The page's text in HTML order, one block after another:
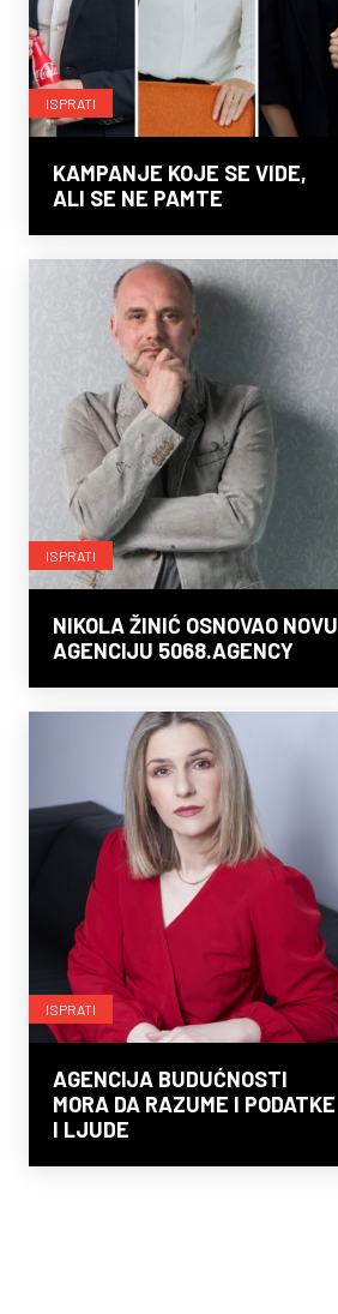
ISPRATI
KAMPANJE KOJE SE VIDE,
ALI SE NE PAMTE
ISPRATI
NIKOLA ŽINIĆ OSNOVAO NOVU
AGENCIJU 5068.AGENCY
ISPRATI
AGENCIJA BUDUĆNOSTI
MORA DA RAZUME I PODATKE
I LJUDE